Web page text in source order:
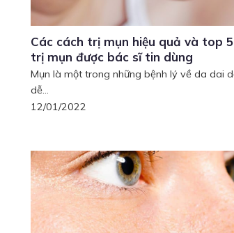
Các cách trị mụn hiệu quả và top
trị mụn được bác sĩ tin dùng
Mụn là một trong những bệnh lý về da dai
dễ...
12/01/2022